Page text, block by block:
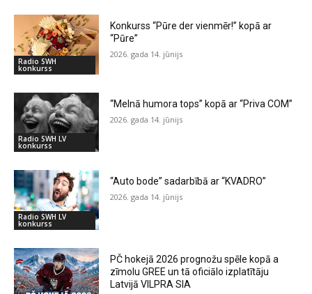
Radio SWH
konkurss
Konkurss “Pūre der vienmēr!” kopā ar
“Pūre”
2026. gada 14. jūnijs
Radio SWH LV
konkurss
“Melnā humora tops” kopā ar “Priva COM”
2026. gada 14. jūnijs
Radio SWH LV
konkurss
“Auto bode” sadarbībā ar “KVADRO”
2026. gada 14. jūnijs
PČ hokejā 2026 prognožu spēle kopā a
zīmolu GREE un tā oficiālo izplatītāju
Latvijā VILPRA SIA